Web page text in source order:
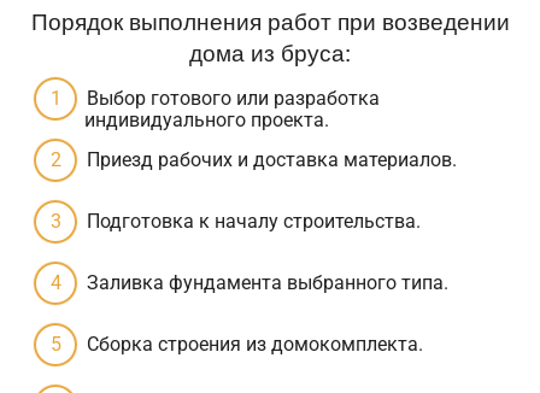
Порядок выполнения работ при возведении
дома из бруса:
Выбор готового или разработка
индивидуального проекта.
Приезд рабочих и доставка материалов.
Подготовка к началу строительства.
Заливка фундамента выбранного типа.
Сборка строения из домокомплекта.